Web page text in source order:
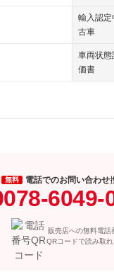
輸入認定
古車
車両状態
価書
無料 電話でのお問い合わせ
6049-
販売店への無料電話
QRコードで読み取れ